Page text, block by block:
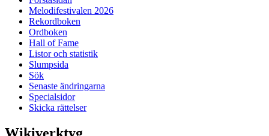
Melodifestivalen 2026
Rekordboken
Ordboken
Hall of Fame
Listor och statistik
Slumpsida
Sök
Senaste ändringarna
Specialsidor
Skicka rättelser